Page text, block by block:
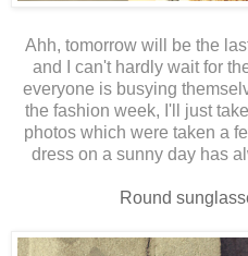
Ahh, tomorrow will be the
and I can't hardly wait for
everyone is busying
the fashion week, I'll just
photos which were taken a
dress on a sunny day has
Round